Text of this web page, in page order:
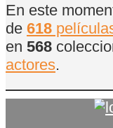
En este
de 618
en 568
actores.